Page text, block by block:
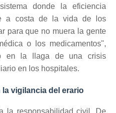
donde la eficiencia
a costa de la vida de los
para que no muera la gente
o los medicamentos",
en la llaga de una crisis
en los hospitales.
la vigilancia del erario
la responsabilidad civil, De